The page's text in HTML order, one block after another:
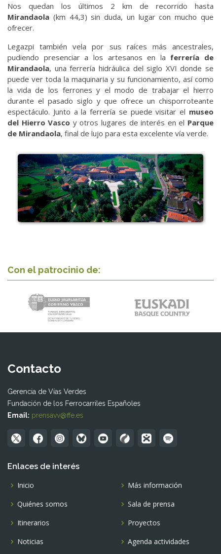
Nos quedan los últimos 2 km de recorrido hasta
Mirandaola (km 44,3) sin duda, un lugar con mucho que
ofrecer.
Legazpi también vela por sus raíces más ancestrales,
pudiendo presenciar a los artesanos en la ferrería de
Mirandaola, una ferrería hidráulica del siglo XVI donde se
puede ver toda la maquinaria y su funcionamiento, así como
la vida de los ferrones y el modo de trabajar el hierro
durante el pasado siglo y que ofrece un chisporroteante
espectáculo. Junto a la ferrería se puede visitar el museo
del Hierro Vasco y otros lugares de interés en el Parque
de Mirandaola, final de lujo para esta excelente vía verde.
Con el patrocinio de:
Contacto
Gerencia de Vías Verdes
Fundación de los Ferrocarriles Españoles
Email: prensavv@ffe.es
Enlaces de interés
Inicio
Quiénes somos
Itinerarios
Noticias
Más información
Sala de prensa
Proyectos
Agenda actividades